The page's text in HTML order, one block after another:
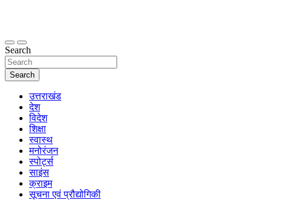
thetoptennews.com
Search
Search
उत्तराखंड
देश
विदेश
शिक्षा
स्वास्थ
मनोरंजन
स्पोर्ट्स
साइंस
क्राइम
सूचना एवं प्रौद्योगिकी